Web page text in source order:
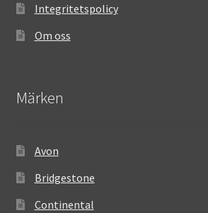
Integritetspolicy
Om oss
Märken
Avon
Bridgestone
Continental